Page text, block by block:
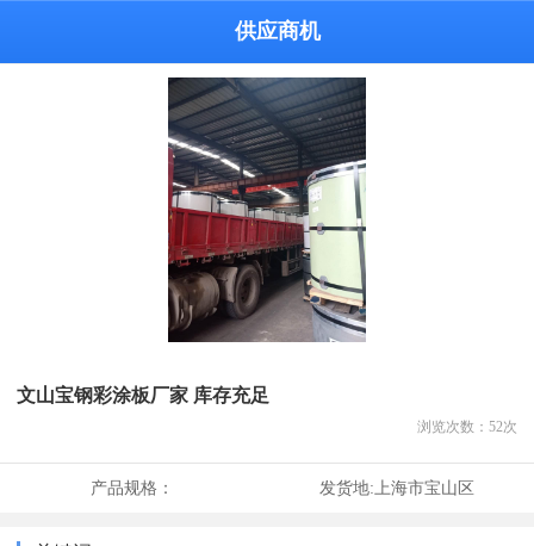
供应商机
文山宝钢彩涂板厂家 库存充足
浏览次数： 52次
产品规格： 发货地:上海市宝山区